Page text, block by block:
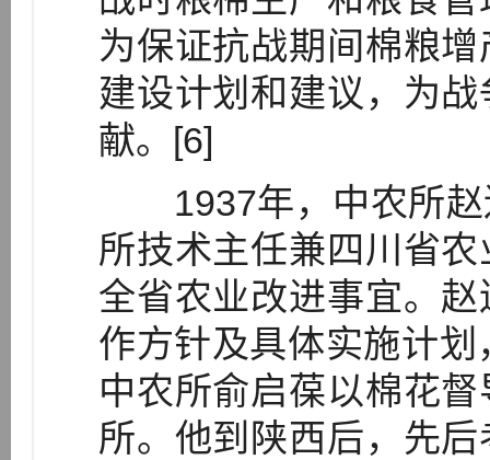
为保证抗战期间棉粮
建设计划和建议，为
献。[6]
1937年，中农所赵
所技术主任兼四川省
全省农业改进事宜。
作方针及具体实施计
中农所俞启葆以棉花
所。他到陕西后，先